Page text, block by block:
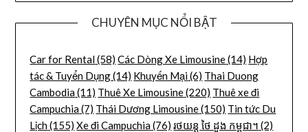
CHUYÊN MỤC NỔI BẬT
Car for Rental(58) Các Dòng Xe Limousine(14) Hợp
tác & Tuyển Dụng(14) Khuyến Mại(6) Thai Duong
Cambodia(11) Thuê Xe Limousine(220) Thuê xe đi
Campuchia(7) Thái Dương Limousine(150) Tin tức Du
Lịch(155) Xe đi Campuchia(76) រថយន្ត ថៃ ដួង កម្ពុជា។ (2)